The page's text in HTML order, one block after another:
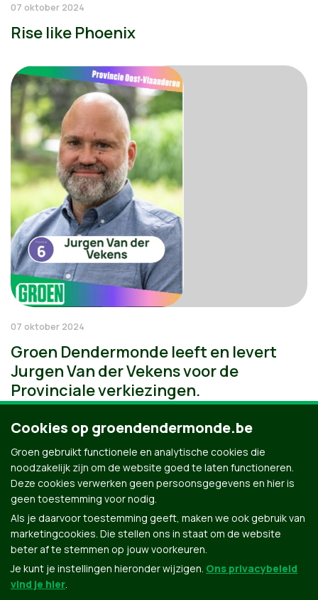
07 oktober 2024
Rise like Phoenix
07 oktober 2024
Groen Dendermonde leeft en levert
Jurgen Van der Vekens voor de
Provinciale verkiezingen.
Cookies op groendendermonde.be
Groen gebruikt functionele en analytische cookies die
noodzakelijk zijn om de website goed te laten functioneren.
Deze cookies verwerken geen persoonsgegevens en hier is
geen toestemming voor nodig.
Als je daarvoor toestemming geeft, maken we ook gebruik van
marketingcookies. Die stellen ons in staat om de website
beter af te stemmen op jouw voorkeuren.
Je kunt je instellingen hieronder wijzigen. Ons privacybeleid
vind je hier.